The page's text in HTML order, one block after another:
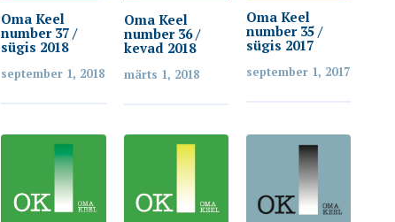
Oma Keel
number 37 /
sügis 2018
september 1, 2018
Oma Keel
number 36 /
kevad 2018
märts 1, 2018
Oma Keel
number 35 /
sügis 2017
september 1, 2017